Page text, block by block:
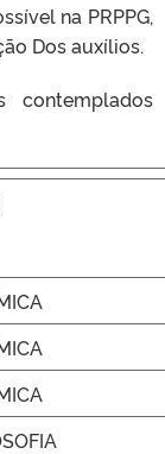
na PRPPG,
Dos auxílios.